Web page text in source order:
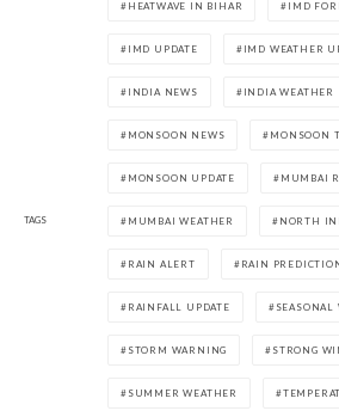
TAGS
HEATWAVE IN BIHAR IMD
IMD UPDATE IMD WEATHER
INDIA NEWS INDIA WEATHER
MONSOON NEWS MONSOON
MONSOON UPDATE MUMBAI
MUMBAI WEATHER NORTH
RAIN ALERT RAIN
RAINFALL UPDATE SEASONAL
STORM WARNING STRONG
SUMMER WEATHER